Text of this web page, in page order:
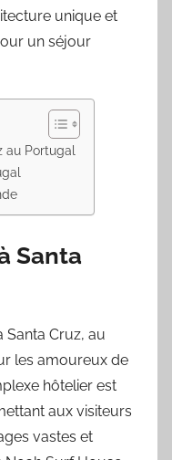
unique et
un séjour
au Portugal
Santa
Santa Cruz, au
les amoureux de
hôtelier est
aux visiteurs
vastes et